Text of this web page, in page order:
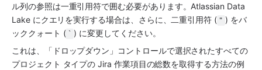
ル列の参照は一重引用符で囲む必要があります。Atlassian Data
Lake にクエリを実行する場合は、さらに、二重引用符 ( " ) をバ
ッククォート ( ` ) に変更してください。
これは、「ドロップダウン」コントロールで選択されたすべての
プロジェクト タイプの Jira 作業項目の総数を取得する方法の例